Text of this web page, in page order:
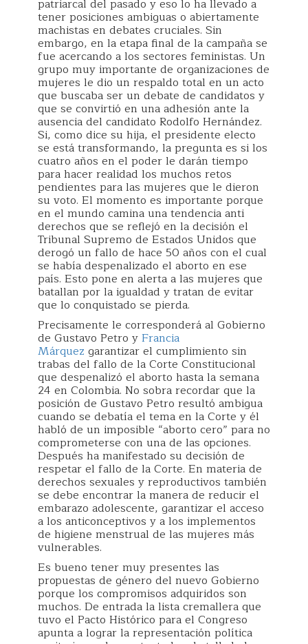
patriarcal del pasado y eso lo ha llevado a
tener posiciones ambiguas o abiertamente
machistas en debates cruciales. Sin
embargo, en la etapa final de la campaña se
fue acercando a los sectores feministas. Un
grupo muy importante de organizaciones de
mujeres le dio un respaldo total en un acto
que buscaba ser un debate de candidatos y
que se convirtió en una adhesión ante la
ausencia del candidato Rodolfo Hernández.
Si, como dice su hija, el presidente electo
se está transformando, la pregunta es si los
cuatro años en el poder le darán tiempo
para hacer realidad los muchos retos
pendientes para las mujeres que le dieron
su voto. El momento es importante porque
en el mundo camina una tendencia anti
derechos que se reflejó en la decisión el
Tribunal Supremo de Estados Unidos que
derogó un fallo de hace 50 años con el cual
se había despenalizado el aborto en ese
país. Esto pone en alerta a las mujeres que
batallan por la igualdad y tratan de evitar
que lo conquistado se pierda.
Precisamente le corresponderá al Gobierno
de Gustavo Petro yFrancia
Márquez garantizar el cumplimiento sin
trabas del fallo de la Corte Constitucional
que despenalizó el aborto hasta la semana
24 en Colombia. No sobra recordar que la
posición de Gustavo Petro resultó ambigua
cuando se debatía el tema en la Corte y él
habló de un imposible “aborto cero” para no
comprometerse con una de las opciones.
Después ha manifestado su decisión de
respetar el fallo de la Corte. En materia de
derechos sexuales y reproductivos también
se debe encontrar la manera de reducir el
embarazo adolescente, garantizar el acceso
a los anticonceptivos y a los implementos
de higiene menstrual de las mujeres más
vulnerables.
Es bueno tener muy presentes las
propuestas de género del nuevo Gobierno
porque los compromisos adquiridos son
muchos. De entrada la lista cremallera que
tuvo el Pacto Histórico para el Congreso
apunta a lograr la representación política